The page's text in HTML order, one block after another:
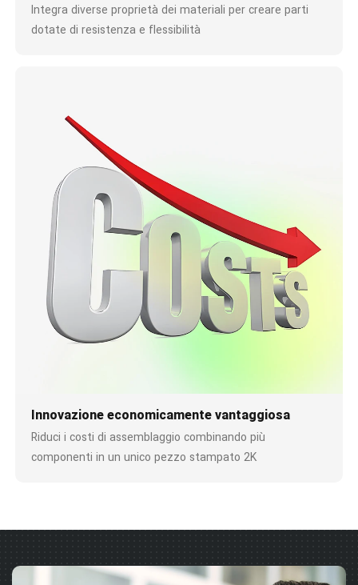
Integra diverse proprietà dei materiali per creare parti
dotate di resistenza e flessibilità
Innovazione economicamente vantaggiosa
Riduci i costi di assemblaggio combinando più
componenti in un unico pezzo stampato 2K